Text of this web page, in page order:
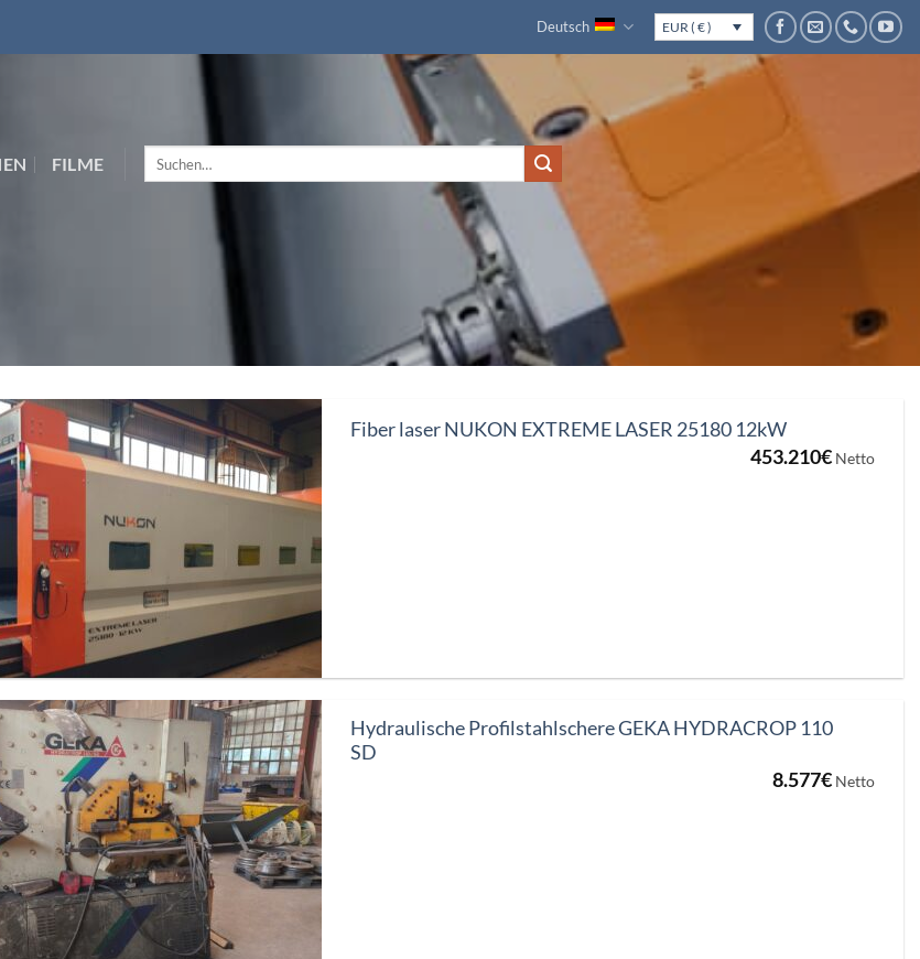
Deutsch EUR ( € )
FILME
Suchen
Fiber laser NUKON EXTREME LASER 25180 12kW
453.210€ Netto
Hydraulische Profilstahlschere GEKA HYDRACROP 110
SD
8.577€ Netto